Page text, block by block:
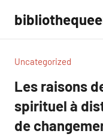
contenu
Uncategorized
Les raisons
spirituel à
de